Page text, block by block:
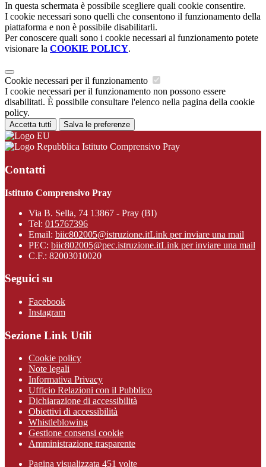
In questa schermata è possibile scegliere quali cookie consentire.
I cookie necessari sono quelli che consentono il funzionamento della
piattaforma e non è possibile disabilitarli.
Per conoscere quali sono i cookie necessari al funzionamento potete
visionare la COOKIE POLICY.
Cookie necessari per il funzionamento
I cookie necessari per il funzionamento non possono essere
disabilitati. È possibile consultare l'elenco nella pagina della cookie
policy.
Accetta tutti Salva le preferenze
Istituto Comprensivo Pray
Contatti
Istituto Comprensivo Pray
Via B. Sella, 74 13867 - Pray (BI)
Tel: 015767396
Email: biic802005@istruzione.itLink per inviare una mail
PEC: biic802005@pec.istruzione.itLink per inviare una mail
C.F.: 82003010020
Seguici su
Facebook
Instagram
Sezione Link Utili
Cookie policy
Note legali
Informativa Privacy
Ufficio Relazioni con il Pubblico
Dichiarazione di accessibilità
Obiettivi di accessibilità
Whistleblowing
Gestione consensi cookie
Amministrazione trasparente
Pagina visualizzata 451 volte